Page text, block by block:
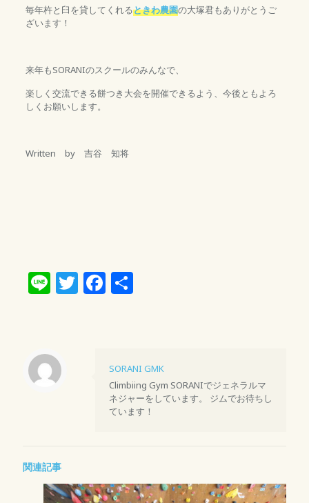
毎年杵と臼を貸してくれるときわ農園の大塚君もありがとうご
ざいます！
来年もSORANIのスクールのみんなで、
楽しく交流できる餅つき大会を開催できるよう、今後ともよろ
しくお願いします。
Written by 吉谷 知将
LineTwitter
Facebook
共
SORANI GMK
Climbiing Gym SORANIでジェネラルマ
ネジャーをしています。 ジムでお待ちし
ています！
関連記事